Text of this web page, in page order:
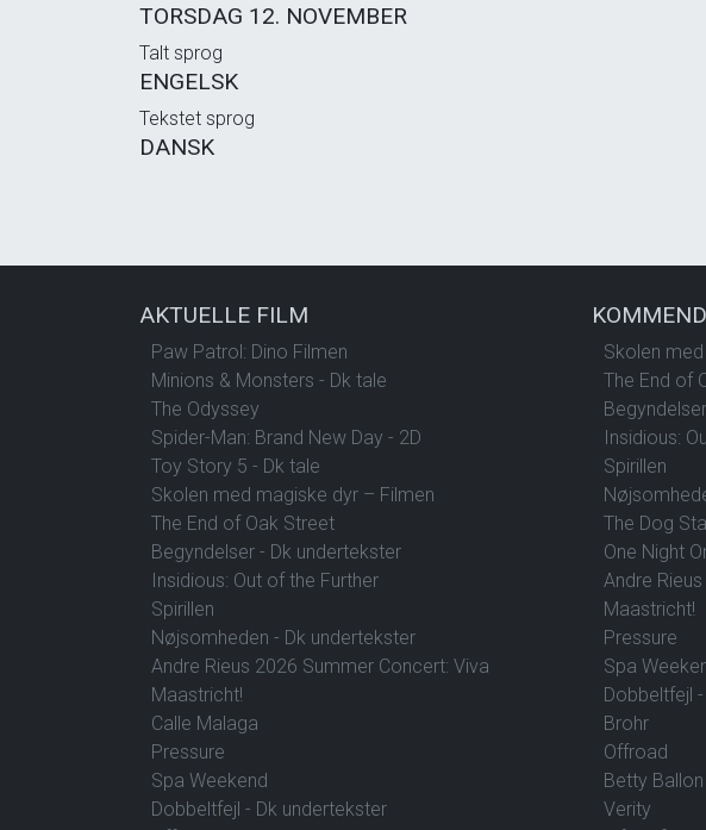
TORSDAG 12. NOVEMBER
Talt sprog
ENGELSK
Tekstet sprog
DANSK
AKTUELLE FILM
Paw Patrol: Dino Filmen
Minions & Monsters - Dk tale
The Odyssey
Spider-Man: Brand New Day - 2D
Toy Story 5 - Dk tale
Skolen med magiske dyr – Filmen
The End of Oak Street
Begyndelser - Dk undertekster
Insidious: Out of the Further
Spirillen
Nøjsomheden - Dk undertekster
Andre Rieus 2026 Summer Concert: Viva
Maastricht!
Calle Malaga
Pressure
Spa Weekend
Dobbeltfejl - Dk undertekster
Skolen
The End of
Insidious:
Spirillen
The Dog
One Night
Andre
Maastricht!
Pressure
Spa
Dobbeltfejl
Brohr
Offroad
Betty Ballon
Verity